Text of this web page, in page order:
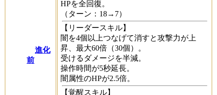
進化
前
HPを全回復。
（ターン：18→7）
【リーダースキル】
闇を4個以上つなげて消すと攻撃力が上
昇、最大60倍（30個）。
受けるダメージを半減。
操作時間が5秒延長。
闇属性のHPが2.5倍。
【覚醒スキル】